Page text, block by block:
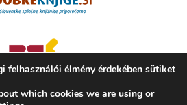
felhasználói élmény érdekében sütiket
which cookies we are using or